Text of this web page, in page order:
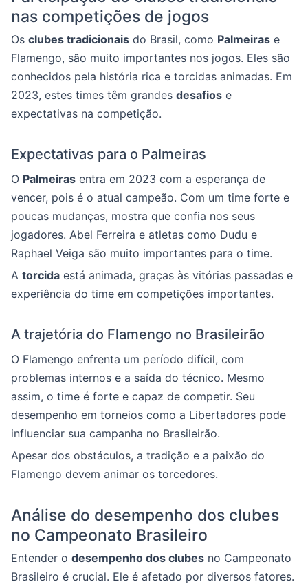
nas competições de jogos
Os clubes tradicionais do Brasil, como Palmeiras e
Flamengo, são muito importantes nos jogos. Eles são
conhecidos pela história rica e torcidas animadas. Em
2023, estes times têm grandes desafios e
expectativas na competição.
Expectativas para o Palmeiras
O Palmeiras entra em 2023 com a esperança de
vencer, pois é o atual campeão. Com um time forte e
poucas mudanças, mostra que confia nos seus
jogadores. Abel Ferreira e atletas como Dudu e
Raphael Veiga são muito importantes para o time.
A torcida está animada, graças às vitórias passadas e
experiência do time em competições importantes.
A trajetória do Flamengo no Brasileirão
O Flamengo enfrenta um período difícil, com
problemas internos e a saída do técnico. Mesmo
assim, o time é forte e capaz de competir. Seu
desempenho em torneios como a Libertadores pode
influenciar sua campanha no Brasileirão.
Apesar dos obstáculos, a tradição e a paixão do
Flamengo devem animar os torcedores.
Análise do desempenho dos clubes
no Campeonato Brasileiro
Entender o desempenho dos clubes no Campeonato
Brasileiro é crucial. Ele é afetado por diversos fatores.